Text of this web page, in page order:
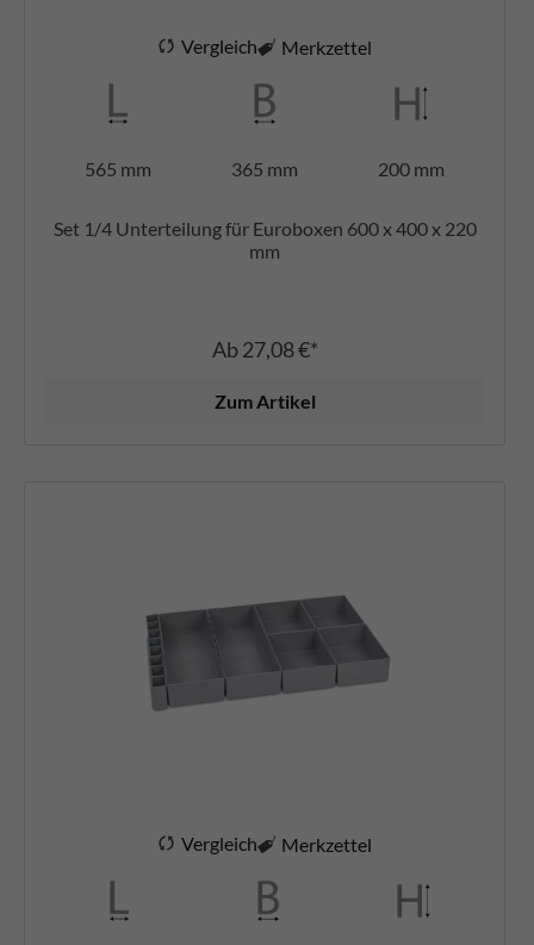
Vergleich Merkzettel
565 mm 365 mm 200 mm
Set 1/4 Unterteilung für Euroboxen 600 x 400 x 220
mm
Ab27,08 €*
Zum Artikel
Vergleich Merkzettel